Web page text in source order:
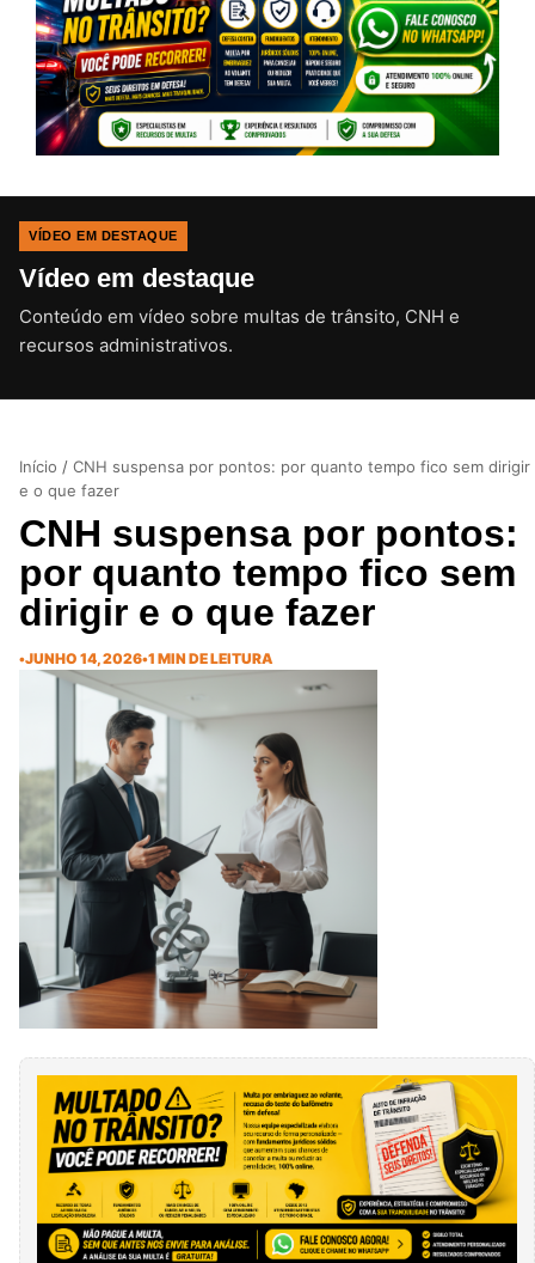
VÍDEO EM DESTAQUE
Vídeo em destaque
Conteúdo em vídeo sobre multas de trânsito, CNH e
recursos administrativos.CLIQUE PARA ATIVAR O SOM
Início / CNH suspensa por pontos: por quanto tempo fico sem dirigir
e o que fazer
CNH suspensa por pontos:
por quanto tempo fico sem
dirigir e o que fazer
•JUNHO 14, 2026•1 MIN DE LEITURA